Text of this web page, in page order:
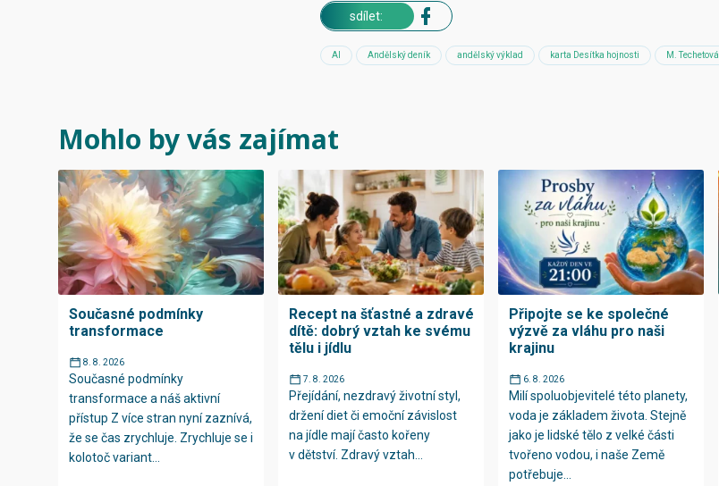
sdílet:
AI Andělský deník andělský výklad karta Desítka hojnosti M. Techetová
Mohlo by vás zajímat
Současné podmínky
transformace
8. 8. 2026
Současné podmínky
transformace a náš aktivní
přístup Z více stran nyní zaznívá,
že se čas zrychluje. Zrychluje se i
kolotoč variant...
Recept na šťastné a zdravé
dítě: dobrý vztah ke svému
tělu i jídlu
7. 8. 2026
Přejídání, nezdravý životní styl,
držení diet či emoční závislost
na jídle mají často kořeny
v dětství. Zdravý vztah...
Připojte se ke společné
výzvě za vláhu pro naši
krajinu
6. 8. 2026
Milí spoluobjevitelé této planety,
voda je základem života. Stejně
jako je lidské tělo z velké části
tvořeno vodou, i naše Země
potřebuje...